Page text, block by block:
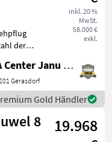
inkl. 20 %
MwSt.
58.000 €
exkl.
der
mehr,
9
ACA Center Janu GmbH
Gerasdorf
Gold Händler
8
19.968